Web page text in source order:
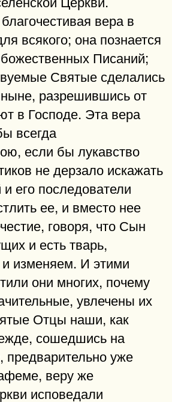
вера в
всякого; она познается
божественных Писаний;
Святые сделались
разрешившись от
в Господе. Эта вера
всегда
если бы лукавство
не дерзало искажать
его последователи
ее, и вместо нее
говоря, что Сын
и есть тварь,
изменяем. И этими
они многих, почему
увлечены их
Отцы наши, как
сошедшись на
уже
веру же
исповедали